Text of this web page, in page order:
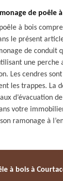
de poêle
à bois
le présent
de conduit
une perche
Les cendres
les trappes. La
d’évacuation
votre
ramonage à
à bois à